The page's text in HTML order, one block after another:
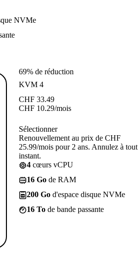
NVMe
69% de réduction
KVM 4
CHF 33.49
CHF 10.29/mois
Sélectionner
Renouvellement au prix de CHF
25.99/mois pour 2 ans. Annulez à tout
instant.
4 cœurs vCPU
16 Go de RAM
200 Go d'espace disque NVMe
16 To de bande passante